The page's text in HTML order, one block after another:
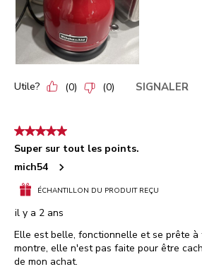
Utile? (0) (0) SIGNALER
5 étoile(s) sur 5.
Super sur tout les points.
mich54
ÉCHANTILLON DU PRODUIT REÇU
il y a 2 ans
Elle est belle, fonctionnelle et se prête à
montre, elle n'est pas faite pour être
de mon achat.